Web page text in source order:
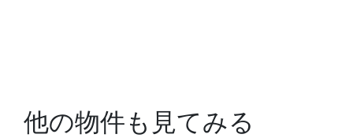
他の物件も見てみる